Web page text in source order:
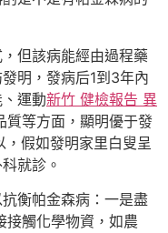
但該病能經由過程藥
明，發病后1到3年內
運動新竹 健檢報告 異
質等方面，顯明優于發
假如發明家里白叟呈
就診。
衡帕金森病：一是盡
接觸化學物資，如農